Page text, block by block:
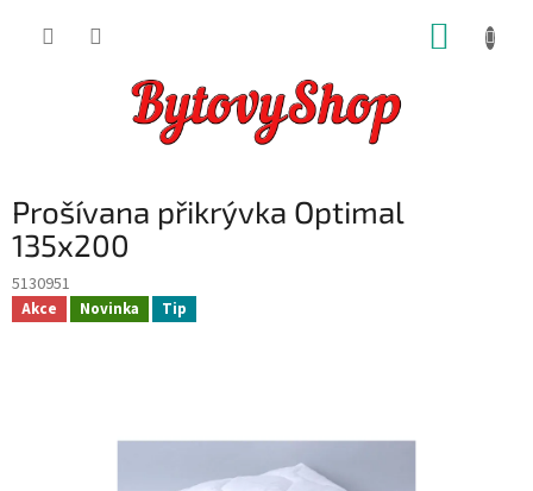
Prošívana přikrývka Optimal
135x200
5130951
Akce Novinka Tip